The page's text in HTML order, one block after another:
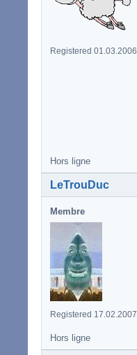
Registered 01.03.2006
Hors ligne
LeTrouDuc
Membre
Registered 17.02.2007
Hors ligne